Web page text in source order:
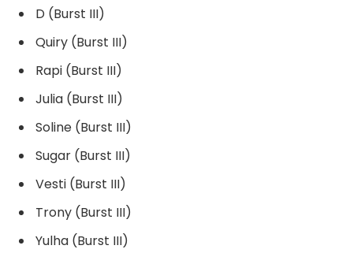
D (Burst III)
Quiry (Burst III)
Rapi (Burst III)
Julia (Burst III)
Soline (Burst III)
Sugar (Burst III)
Vesti (Burst III)
Trony (Burst III)
Yulha (Burst III)